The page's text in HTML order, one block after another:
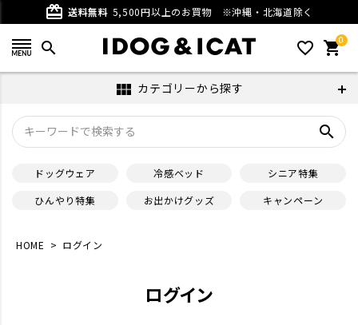
card_giftcard 送料無料 5,500円以上のお買物 ※沖縄・北海道除く
search favorite_outline 0
shopping_cart
view_module カテゴリーから探す
search
ドッグウェア 冷感ベッド
シニア特集
ひんやり特集
お出かけグッズ キャンペーン
HOME ログイン
ログイン